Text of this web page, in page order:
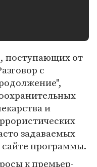
поступающих от
с
и
задаваемых
программы.
к премьер-